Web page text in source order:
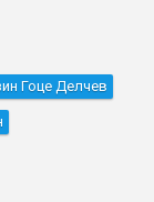
Гоце Делчев